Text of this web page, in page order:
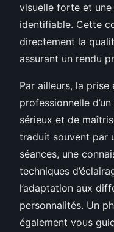
visuelle forte et
identifiable. Cette
directement la
assurant un rendu
Par ailleurs, la prise
professionnelle
sérieux et de
traduit souvent par
séances, une
techniques
l’adaptation aux
personnalités. Un
également vous